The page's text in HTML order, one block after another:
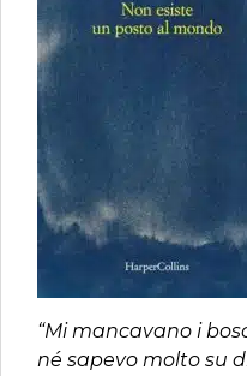
“Mi mancavano i
né sapevo molto su